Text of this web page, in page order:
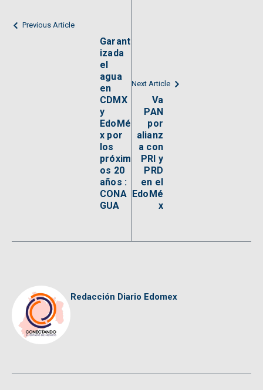
Previous Article
Garant
izada
el
agua
en
CDMX
y
EdoMé
x por
los
próxim
os 20
años :
CONA
GUA
Next Article
Va
PAN
por
alianz
a con
PRI y
PRD
en el
EdoMé
x
Redacción Diario Edomex